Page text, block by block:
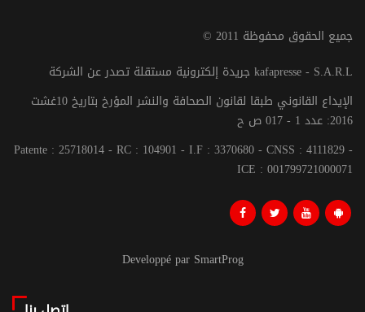
© جميع الحقوق محفوظة 2011
جريدة إلكترونية مستقلة تصدر عن الشركة kafapresse - S.A.R.L
الإيداع القانوني طبقا لقانون الصحافة والنشر المؤرخ بتاريخ 10غشت
2016: عدد 1 - 017 ص ح
Patente : 25718014 - RC : 104901 - I.F : 3370680 - CNSS : 4111829 -
ICE : 001799721000071
Developpé par SmartProg